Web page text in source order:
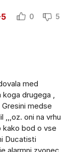
0 5
med
koga drugega ,
medse
oni na vrhu
kako bod o vse
Ducatisti